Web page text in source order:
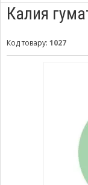
Калия
Код товару: 1027